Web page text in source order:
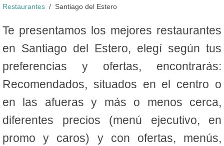
Restaurantes Santiago del Estero
Te presentamos los mejores restaurantes
en Santiago del Estero, elegí según tus
preferencias y ofertas, encontrarás:
Recomendados, situados en el centro o
en las afueras y más o menos cerca,
diferentes precios (menú ejecutivo, en
promo y caros) y con ofertas, menús,